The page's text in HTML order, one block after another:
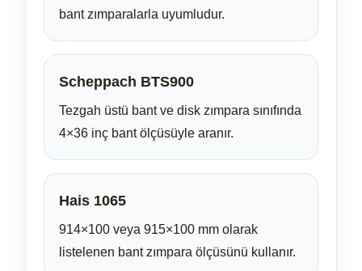
bant zımparalarla uyumludur.
Scheppach BTS900
Tezgah üstü bant ve disk zımpara sınıfında
4×36 inç bant ölçüsüyle aranır.
Hais 1065
914×100 veya 915×100 mm olarak
listelenen bant zımpara ölçüsünü kullanır.